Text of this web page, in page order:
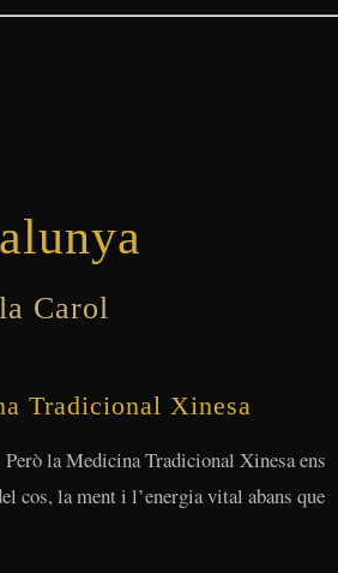
Carol
Tradicional Xinesa
la Medicina Tradicional Xinesa ens
cos, la ment i l’energia vital abans que